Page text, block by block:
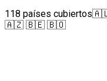
118 países cubiertos
🇦🇿 🇧🇪 🇧🇴